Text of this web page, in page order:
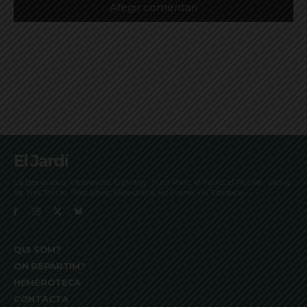
El Jardí
La Bonanova, Monterols, Galvany, Turó Parc, el Farró, el Putxet, Sarrià,
les Tres Torres, Pedralbes, Vallvidrera, les Planes i el Tibidabo
QUI SOM?
ON REPARTIM?
HEMEROTECA
CONTACTA